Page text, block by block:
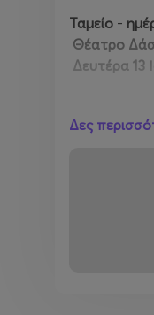
Ταμείο -
Θέατρο
Δευτέρα 13
Δες